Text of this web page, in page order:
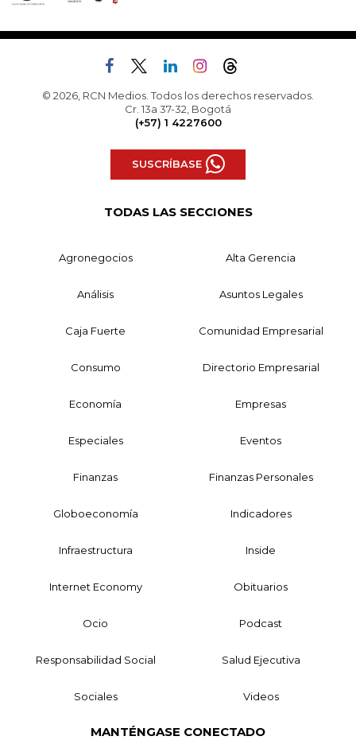
© 2026, RCN Medios. Todos los derechos reservados.
Cr. 13a 37-32, Bogotá
(+57) 1 4227600
SUSCRÍBASE
TODAS LAS SECCIONES
Agronegocios Alta Gerencia
Análisis Asuntos Legales
Caja Fuerte Comunidad Empresarial
Consumo Directorio Empresarial
Economía Empresas
Especiales Eventos
Finanzas Finanzas Personales
Globoeconomía Indicadores
Infraestructura Inside
Internet Economy Obituarios
Ocio Podcast
Responsabilidad Social Salud Ejecutiva
Sociales Videos
MANTÉNGASE CONECTADO